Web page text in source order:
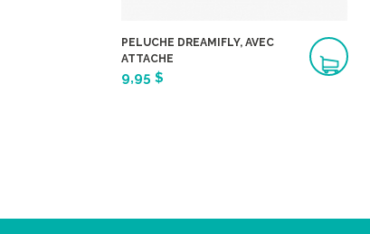
PELUCHE DREAMIFLY, AVEC
ATTACHE
9,95 $